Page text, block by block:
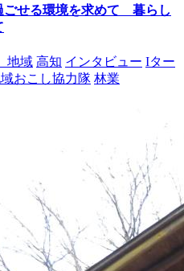
ごせる環境を求めて 暮らし
地域 高知 インタビュー Iター
おこし協力隊 林業